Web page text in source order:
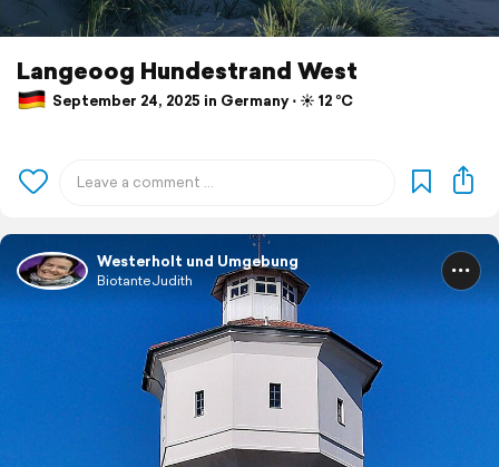
Langeoog Hundestrand West
September 24, 2025 in Germany ⋅ ☀️ 12 °C
Westerholt und Umgebung
BiotanteJudith